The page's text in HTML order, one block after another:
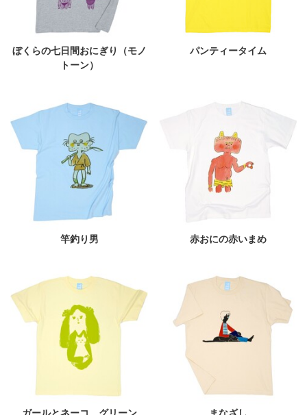
ぼくらの七日間おにぎり（モノ
トーン）
パンティータイム
竿釣り男 赤おにの赤いまめ